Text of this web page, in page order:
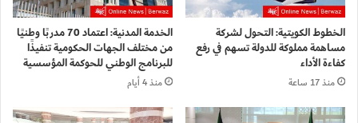
الخطوط الكويتية: التحول لشركة
مساهمة مملوكة للدولة تسهم في رفع
كفاءة الأداء
منذ 17 ساعة
الخدمة المدنية: اعتماد 70 مدربًا وطنيًا
من مختلف الجهات الحكومية تنفيذًا
للبرنامج الوطني للحوكمة المؤسسية
منذ 4 أيام